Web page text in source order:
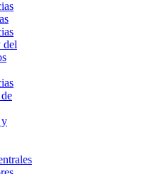
del
y